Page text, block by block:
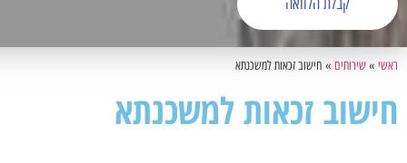
ראשי »שירותים » חישוב זכאות למשכנתא
חישוב זכאות למשכנתא